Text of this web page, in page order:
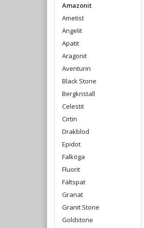
Amazonit
Ametist
Angelit
Apatit
Aragonit
Aventurin
Black Stone
Bergkristall
Celestit
Cirtin
Drakblod
Epidot
Falköga
Fluorit
Fältspat
Granat
Granit Stone
Goldstone